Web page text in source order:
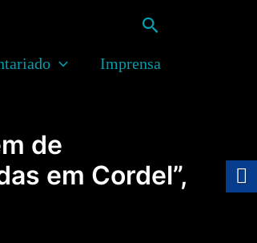
Pesquisar
Imprensa
de
em Cordel”,